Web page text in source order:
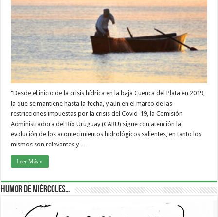
"Desde el inicio de la crisis hídrica en la baja Cuenca del Plata en 2019,
la que se mantiene hasta la fecha, y aún en el marco de las
restricciones impuestas por la crisis del Covid-19, la Comisión
Administradora del Río Uruguay (CARU) sigue con atención la
evolución de los acontecimientos hidrológicos salientes, en tanto los
mismos son relevantes y …
Leer Más »
Humor de Miércoles…